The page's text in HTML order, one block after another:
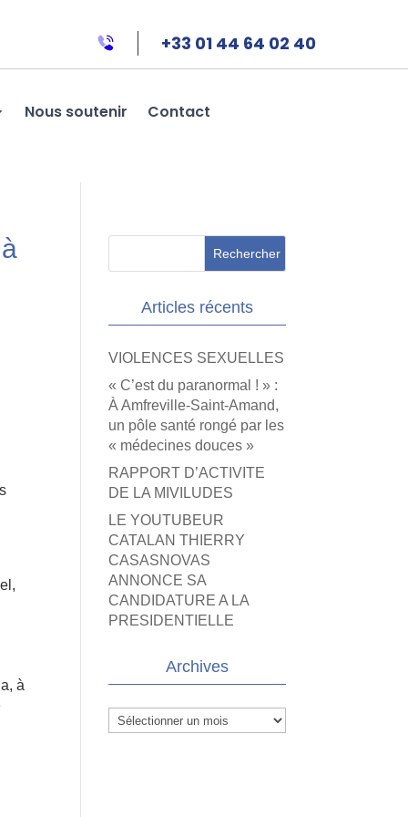
+33 01 44 64 02 40
Nous soutenir Contact
à
Articles récents
VIOLENCES SEXUELLES
« C’est du paranormal ! » :
À Amfreville-Saint-Amand,
un pôle santé rongé par les
« médecines douces »
RAPPORT D’ACTIVITE
DE LA MIVILUDES
LE YOUTUBEUR
CATALAN THIERRY
CASASNOVAS
ANNONCE SA
CANDIDATURE A LA
PRESIDENTIELLE
Archives
Archives